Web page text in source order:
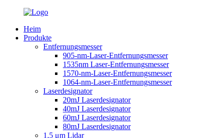
Heim
Produkte
Entfernungsmesser
905-nm-Laser-Entfernungsmesser
1535nm Laser-Entfernungsmesser
1570-nm-Laser-Entfernungsmesser
1064-nm-Laser-Entfernungsmesser
Laserdesignator
20mJ Laserdesignator
40mJ Laserdesignator
60mJ Laserdesignator
80mJ Laserdesignator
1,5 μm Lidar